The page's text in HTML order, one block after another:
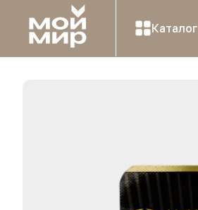
Каталог